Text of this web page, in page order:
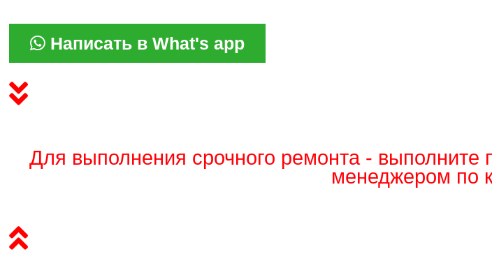
Написать в What's app
Для выполнения срочного ремонта - выполните
менеджером по